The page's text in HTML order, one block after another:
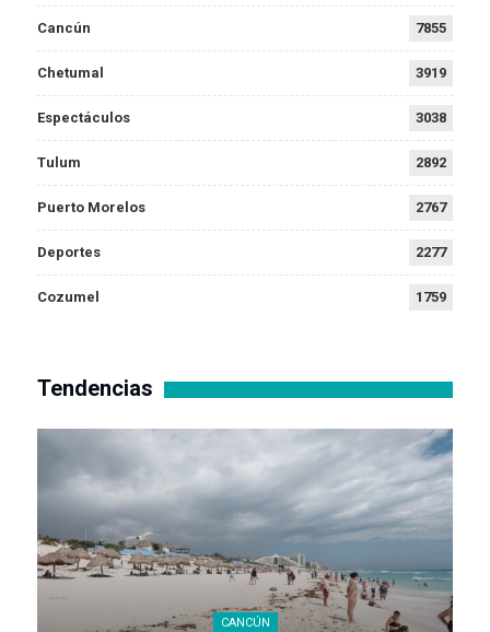
Cancún 7855
Chetumal 3919
Espectáculos 3038
Tulum 2892
Puerto Morelos 2767
Deportes 2277
Cozumel 1759
Tendencias
CANCÚN